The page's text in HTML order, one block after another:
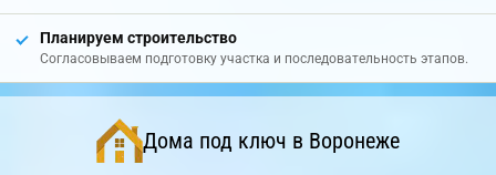
Планируем строительство
Согласовываем подготовку участка и последовательность этапов.
Дома под ключ в Воронеже